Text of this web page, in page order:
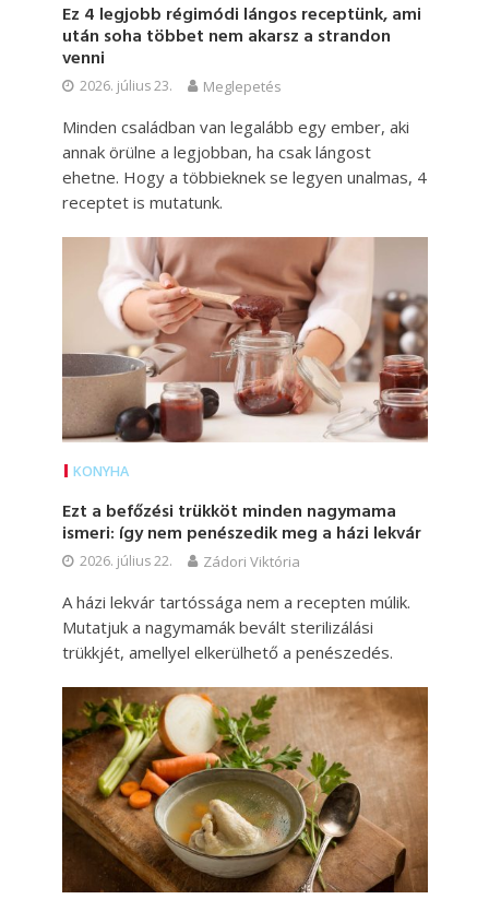
Ez 4 legjobb régimódi lángos receptünk, ami
után soha többet nem akarsz a strandon
venni
2026. július 23. Meglepetés
Minden családban van legalább egy ember, aki
annak örülne a legjobban, ha csak lángost
ehetne. Hogy a többieknek se legyen unalmas, 4
receptet is mutatunk.
KONYHA
Ezt a befőzési trükköt minden nagymama
ismeri: így nem penészedik meg a házi lekvár
2026. július 22. Zádori Viktória
A házi lekvár tartóssága nem a recepten múlik.
Mutatjuk a nagymamák bevált sterilizálási
trükkjét, amellyel elkerülhető a penészedés.